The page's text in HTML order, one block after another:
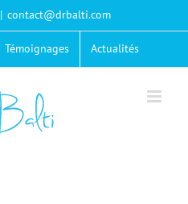
| contact@drbalti.com
Témoignages Actualités